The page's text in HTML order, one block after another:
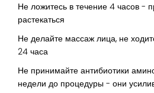
Не ложитесь в течение 4 часов -
растекаться
Не делайте массаж лица, не
24 часа
Не принимайте антибиотики
недели до процедуры - они